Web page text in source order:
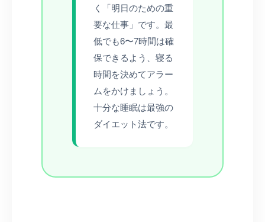
く「明日のための重
要な仕事」です。最
低でも6〜7時間は確
保できるよう、寝る
時間を決めてアラー
ムをかけましょう。
十分な睡眠は最強の
ダイエット法です。